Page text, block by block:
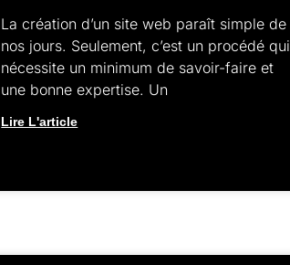
La création d’un site web paraît simple de
nos jours. Seulement, c’est un procédé qui
nécessite un minimum de savoir-faire et
une bonne expertise. Un
Lire L'article